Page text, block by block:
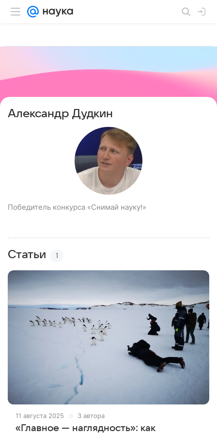
Александр Дудкин
Победитель конкурса «Снимай науку!»
Статьи 1
11 августа 2025 3 автора
«Главное — наглядность»: как